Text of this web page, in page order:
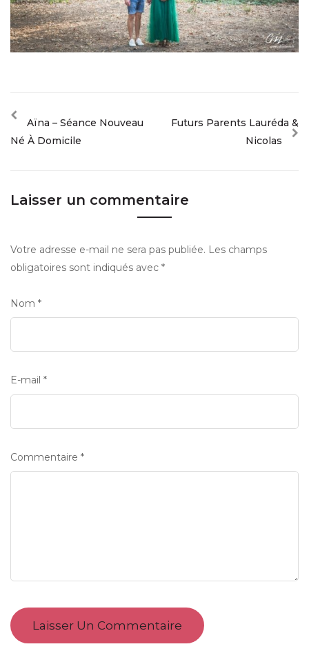
Aïna – Séance Nouveau
Né À Domicile
Futurs Parents Lauréda &
Nicolas
Laisser un commentaire
Votre adresse e-mail ne sera pas publiée. Les champs
obligatoires sont indiqués avec *
Nom *
E-mail *
Commentaire *